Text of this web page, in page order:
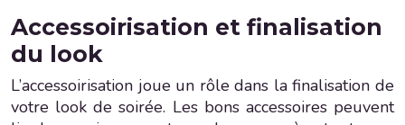
Accessoirisation et finalisation
du look
L’accessoirisation joue un rôle dans la finalisation de
votre look de soirée. Les bons accessoires peuvent